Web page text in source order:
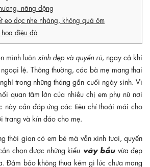
năng động
eo dọc nhẹ nhàng, không quá ôm
hoa điệu đà
mình luôn xinh đẹp và quyến rũ, ngay cả khi
lệ. Thông thường, các bà mẹ mang thai
trong những tháng gần cuối ngày sinh. Vì
quan tâm lớn của nhiều chị em phụ nữ nơi
này cần đáp ứng các tiêu chí thoải mái cho
trang và kín đáo cho mẹ.
thời gian có em bé mà vẫn xinh tươi, quyến
chọn được những kiểu váy bầu vừa đẹp
Đảm bảo không thua kém gì lúc chưa mang